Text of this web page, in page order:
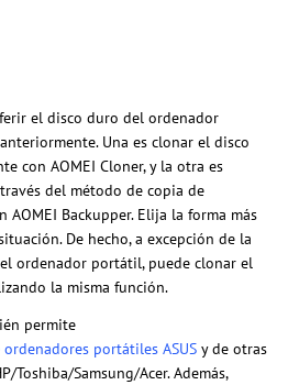
el disco duro del ordenador
Una es clonar el disco
con AOMEI Cloner, y la otra es
del método de copia de
AOMEI Backupper. Elija la forma más
De hecho, a excepción de la
ordenador portátil, puede clonar el
la misma función.
permite
portátiles ASUS y de otras
Toshiba/Samsung/Acer. Además,